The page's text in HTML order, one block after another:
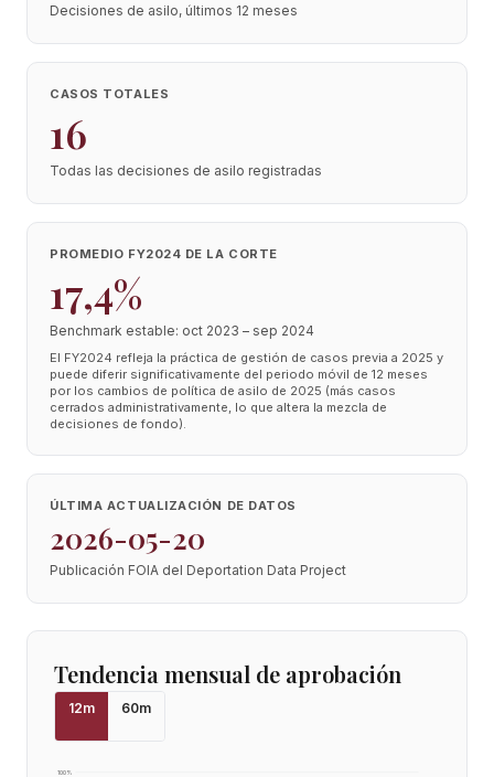
Decisiones de asilo, últimos 12 meses
CASOS TOTALES
16
Todas las decisiones de asilo registradas
PROMEDIO FY2024 DE LA CORTE
17,4%
Benchmark estable: oct 2023 – sep 2024
El FY2024 refleja la práctica de gestión de casos previa a 2025 y
puede diferir significativamente del periodo móvil de 12 meses
por los cambios de política de asilo de 2025 (más casos
cerrados administrativamente, lo que altera la mezcla de
decisiones de fondo).
ÚLTIMA ACTUALIZACIÓN DE DATOS
2026-05-20
Publicación FOIA del Deportation Data Project
Tendencia mensual de aprobación
12m 60m
100%